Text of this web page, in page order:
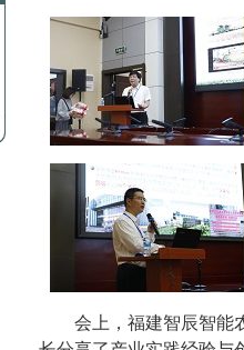
会上，福建智辰智能